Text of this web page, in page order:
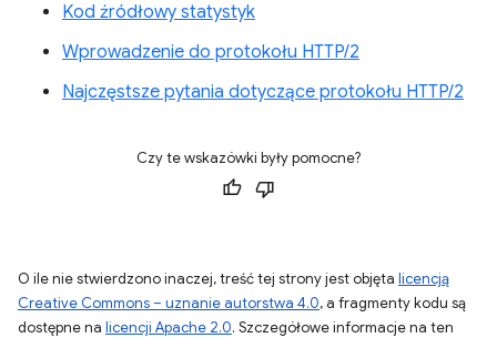
Kod źródłowy statystyk
Wprowadzenie do protokołu HTTP/2
Najczęstsze pytania dotyczące protokołu HTTP/2
Czy te wskazówki były pomocne?
O ile nie stwierdzono inaczej, treść tej strony jest objęta licencją
Creative Commons – uznanie autorstwa 4.0, a fragmenty kodu są
dostępne na licencji Apache 2.0. Szczegółowe informacje na ten